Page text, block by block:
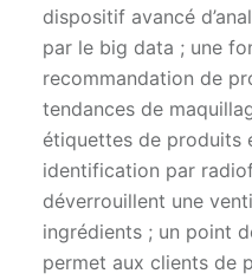
dispositif avancé
par le big data ; une
recommandation de
tendances de
étiquettes de produits
identification par
déverrouillent une
ingrédients ; un point
permet aux clients de